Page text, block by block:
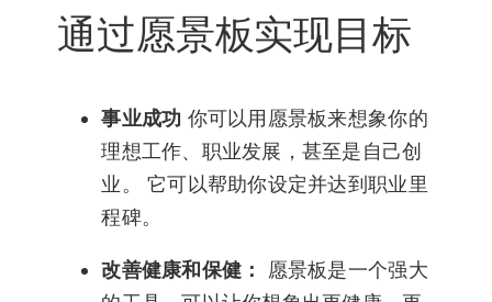
通过愿景板实现目标
事业成功 你可以用愿景板来想象你的
理想工作、职业发展，甚至是自己创
业。 它可以帮助你设定并达到职业里
程碑。
改善健康和保健： 愿景板是一个强大